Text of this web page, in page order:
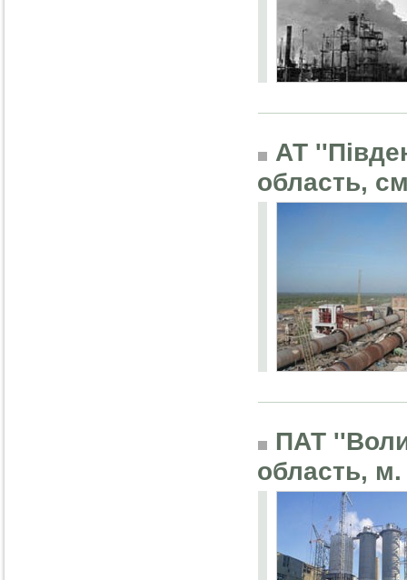
АТ
область,
ПАТ
область,